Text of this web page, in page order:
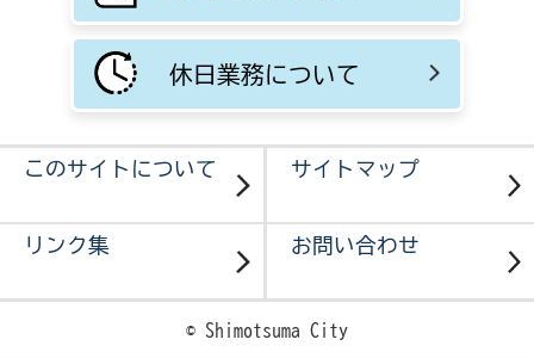
休日業務について
このサイトについて サイトマップ
リンク集 お問い合わせ
© Shimotsuma City